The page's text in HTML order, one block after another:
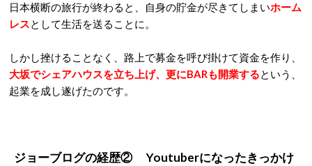
日本横断の旅行が終わると、自身の貯金が尽きてしまいホーム
レスとして生活を送ることに。
しかし挫けることなく、路上で募金を呼び掛けて資金を作り、
大坂でシェアハウスを立ち上げ、更にBARも開業するという、
起業を成し遂げたのです。
ジョーブログの経歴② Youtuberになったきっかけ